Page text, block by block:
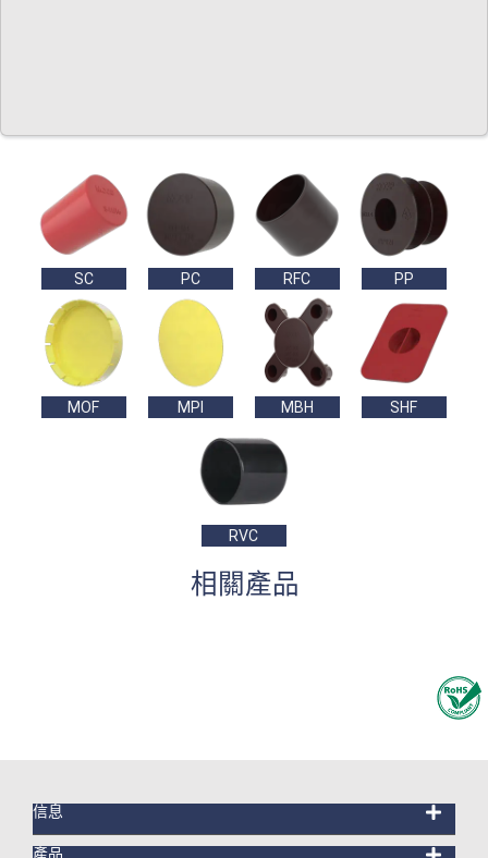
SC PC RFC PP
MOF MPI MBH SHF
RVC
相關產品
信息
產品